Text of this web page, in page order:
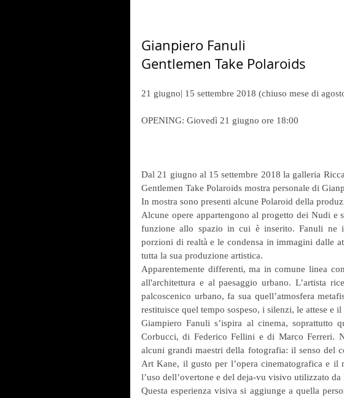
Gianpiero Fanuli
Gentlemen Take Polaroids
21 giugno| 15 settembre 2018 (chiuso mese di
OPENING: Giovedì 21 giugno ore 18:00
Dal 21 giugno al 15 settembre 2018 la galleria
Gentlemen Take Polaroids mostra personale di
In mostra sono presenti alcune Polaroid della
Alcune opere appartengono al progetto dei Nudi
funzione allo spazio in cui è inserito. Fanuli ne
porzioni di realtà e le condensa in immagini dalle
tutta la sua produzione artistica.
Apparentemente differenti, ma in comune linea
all'architettura e al paesaggio urbano. L’artista
palcoscenico urbano, fa sua quell’atmosfera
restituisce quel tempo sospeso, i silenzi, le attese e il
Giampiero Fanuli s’ispira al cinema,
Corbucci, di Federico Fellini e di Marco Ferreri.
alcuni grandi maestri della fotografia: il senso del
Art Kane, il gusto per l’opera cinematografica e
l’uso dell’overtone e del deja-vu visivo utilizzato da
Questa esperienza visiva si aggiunge a quella